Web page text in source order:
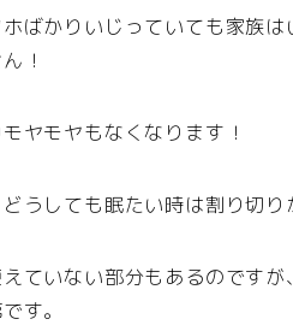
ばかりいじっていても家族
！
ヤモヤもなくなります！
うしても眠たい時は割り切り
ていない部分もあるのです
す。